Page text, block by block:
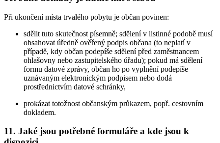
Při ukončení místa trvalého pobytu je občan povinen:
sdělit tuto skutečnost písemně; sdělení v listinné podobě musí
obsahovat úředně ověřený podpis občana (to neplatí v
případě, kdy občan podepíše sdělení před zaměstnancem
ohlašovny nebo zastupitelského úřadu); pokud má sdělení
formu datové zprávy, občan ho po vyplnění podepíše
uznávaným elektronickým podpisem nebo dodá
prostřednictvím datové schránky,
prokázat totožnost občanským průkazem, popř. cestovním
dokladem.
11. Jaké jsou potřebné formuláře a kde jsou k